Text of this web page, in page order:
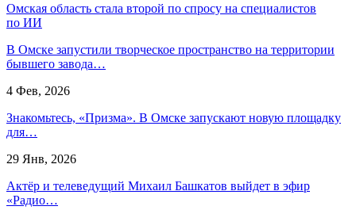
Омская область стала второй по спросу на специалистов
по ИИ
В Омске запустили творческое пространство на территории
бывшего завода…
4 Фев, 2026
Знакомьтесь, «Призма». В Омске запускают новую площадку
для…
29 Янв, 2026
Актёр и телеведущий Михаил Башкатов выйдет в эфир
«Радио…